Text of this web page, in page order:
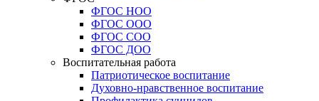
ФГОС НОО
ФГОС ООО
ФГОС СОО
ФГОС ДОО
Воспитательная работа
Патриотическое воспитание
Духовно-нравственное воспитание